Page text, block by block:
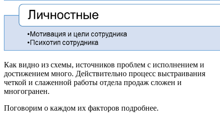
Как видно из схемы, источников проблем с исполнением и
достижением много. Действительно процесс выстраивания
четкой и слаженной работы отдела продаж сложен и
многогранен.
Поговорим о каждом их факторов подробнее.